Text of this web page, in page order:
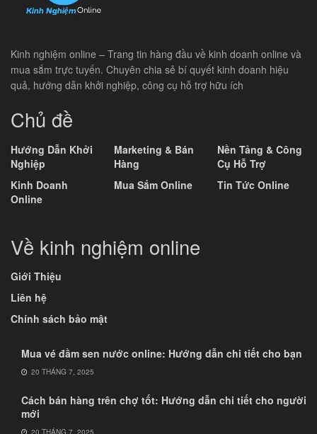
Kinh nghiệm online – Trang tin hàng đầu về kinh doanh online và
mua sắm trực tuyến. Chuyên chia sẻ bí quyết kinh doanh hiệu
quả, hướng dẫn khởi nghiệp, công cụ hỗ trợ hữu ích
Chủ đề
Hướng Dẫn Khởi
Nghiệp
Kinh Doanh
Online
Marketing & Bán
Hàng
Mua Sắm Online
Nền Tảng & Công
Cụ Hỗ Trợ
Tin Tức Online
Về kinh nghiệm online
Giới Thiệu
Liên hệ
Chính sách bảo mật
Mua vé đầm sen nước online: Hướng dẫn chi tiết cho bạn
20 THÁNG 7, 2025
Cách bán hàng trên chợ tốt: Hướng dẫn chi tiết cho người
mới